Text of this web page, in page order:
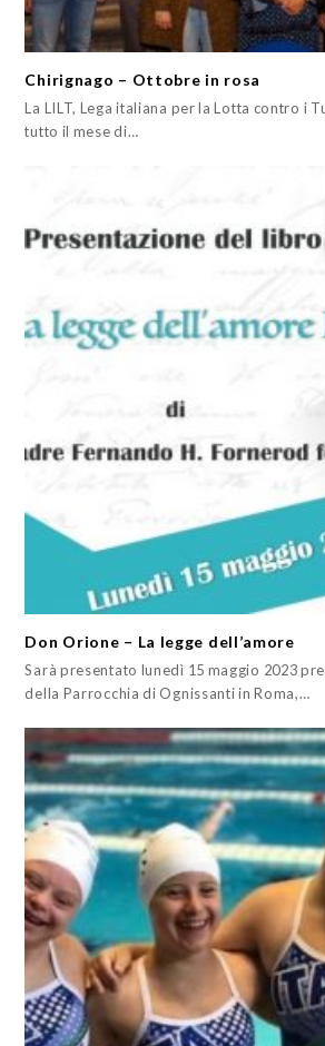
Chirignago – Ottobre in rosa
La LILT, Lega italiana per la Lotta contro i
tutto il mese di…
Don Orione – La legge dell’amore
Sarà presentato lunedì 15 maggio 2023
della Parrocchia di Ognissanti in Roma,…